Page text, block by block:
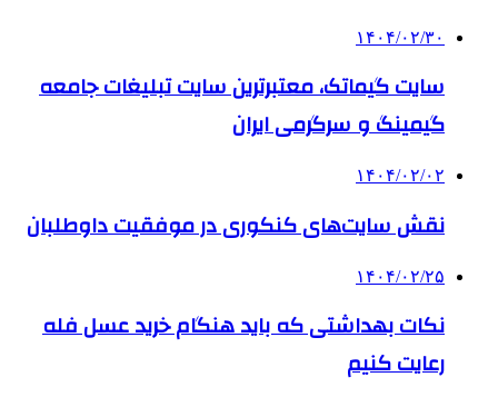
۱۴۰۴/۰۲/۳۰
سایت گیماتک، معتبرترین سایت تبلیغات جامعه
گیمینگ و سرگرمی ایران
۱۴۰۴/۰۲/۰۲
نقش سایت‌های کنکوری در موفقیت داوطلبان
۱۴۰۴/۰۲/۲۵
نکات بهداشتی که باید هنگام خرید عسل فله
رعایت کنیم